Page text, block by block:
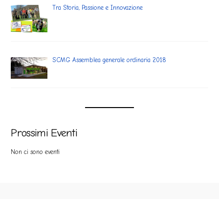
Tra Storia, Passione e Innovazione
SCMG Assemblea generale ordinaria 2018
Prossimi Eventi
Non ci sono eventi